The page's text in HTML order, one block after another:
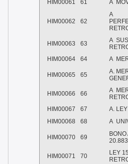
HIM00061
61 A
HIM00062 62
A
HIM00063 63 A
HIM00064
64 A
HIM00065 65
A.
HIM00066 66 A
HIM00067
67
A.
HIM00068
68 A
HIM00070 69
20.883
HIM00071 70
LEY